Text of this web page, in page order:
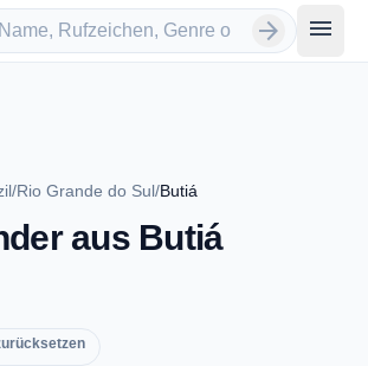
arrow_forward menu
/Rio Grande do Sul/Butiá
aus Butiá